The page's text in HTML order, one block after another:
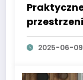
2025-06-09